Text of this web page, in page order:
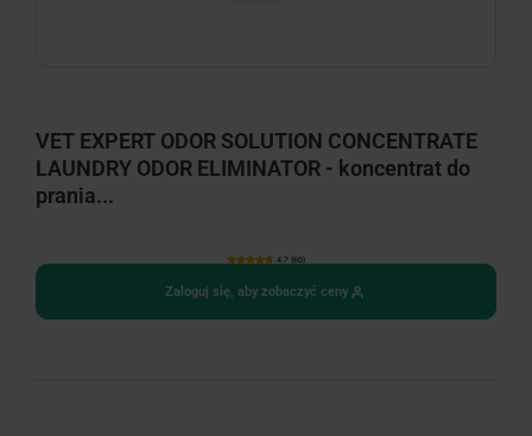
VET EXPERT ODOR SOLUTION CONCENTRATE
LAUNDRY ODOR ELIMINATOR - koncentrat do
prania...
4.7 (60)
Zaloguj się, aby zobaczyć ceny